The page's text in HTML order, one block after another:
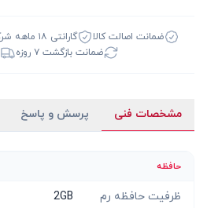
ضمانت اصالت کالا گارانتی ۱۸ ماهه شرکتی
ضمانت بازگشت ۷ روزه
مشخصات فنی پرسش و پاسخ
حافظه
ظرفیت حافظه رم 2GB